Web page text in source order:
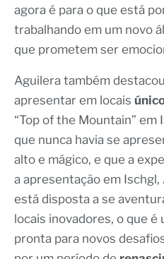
agora é para o que está
trabalhando em um novo
que prometem ser
Aguilera também
apresentar em locais
“Top of the Mountain”
que nunca havia se
alto e mágico, e que a
a apresentação em
está disposta a se
locais inovadores, o que é
pronta para novos